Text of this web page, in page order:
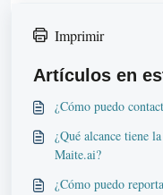
Imprimir
Artículos en
¿Cómo puedo
¿Qué alcance tiene
Maite.ai?
¿Cómo puedo